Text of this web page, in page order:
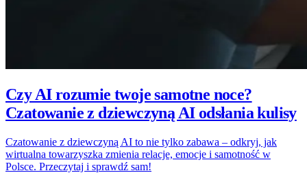
Czy AI rozumie twoje samotne noce?
Czatowanie z dziewczyną AI odsłania kulisy
Czatowanie z dziewczyną AI to nie tylko zabawa – odkryj, jak
wirtualna towarzyszka zmienia relacje, emocje i samotność w
Polsce. Przeczytaj i sprawdź sam!